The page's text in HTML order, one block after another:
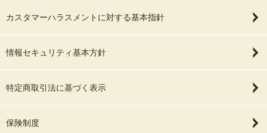
カスタマーハラスメントに対する基本指針
情報セキュリティ基本方針
特定商取引法に基づく表示
保険制度